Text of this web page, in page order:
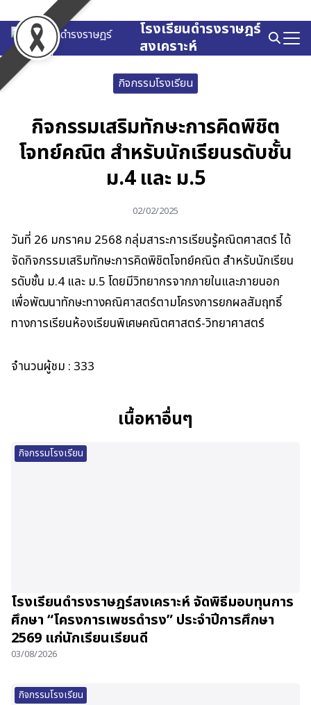
to
content
โรงเรียนดำรงราษฎร์
สงเคราะห์
Search
for:
กิจกรรมโรงเรียน
กิจกรรมเสริมทักษะการคิดพิชิต
โจทย์คณิต สำหรับนักเรียนรดับชั้น
ม.4 และ ม.5
02/02/2025
วันที่ 26 มกราคม 2568 กลุ่มสาระการเรียนรู้คณิตศาสตร์ ได้
จัดกิจกรรมเสริมทักษะการคิดพิชิตโจทย์คณิต สำหรับนักเรียน
รดับชั้น ม.4 และ ม.5 โดยมีวิทยากรจากภายในและภายนอก
เพื่อพัฒนาทักษะทางคณิศาสตร์ตามโครงการยกผลสัมฤทธิ์
ทางการเรียนห้องเรียนพิเศษคณิตศาสตร์-วิทยาศาสตร์
จำนวนผู้ชม : 333
เนื้อหาอื่นๆ
กิจกรรมโรงเรียน
โรงเรียนดำรงราษฎร์สงเคราะห์ จัดพิธีมอบทุนการ
ศึกษา “โครงการเพชรดำรง” ประจำปีการศึกษา
2569 แก่นักเรียนเรียนดี
03/08/2026
กิจกรรมโรงเรียน